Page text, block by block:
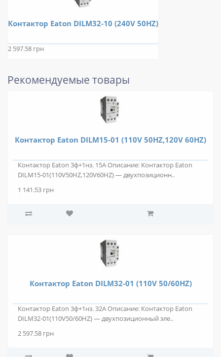
Контактор Eaton DILM32-10 (240V 50HZ)
2 597.58 грн
Рекомендуемые товары
Контактор Eaton DILM15-01 (110V 50HZ,120V 60HZ)
Контактор Eaton 3ф+1нз. 15А Описание: Контактор Eaton
DILM15-01(110V50HZ,120V60HZ) — двухпозиционн..
1 141.53 грн
Контактор Eaton DILM32-01 (110V 50/60HZ)
Контактор Eaton 3ф+1нз. 32А Описание: Контактор Eaton
DILM32-01(110V50/60HZ) — двухпозиционный эле..
2 597.58 грн